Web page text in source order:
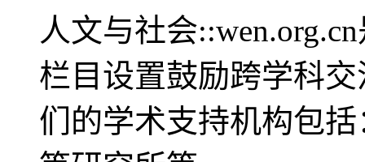
人文与社会
栏目设置鼓励跨学科
们的学术支持机构包